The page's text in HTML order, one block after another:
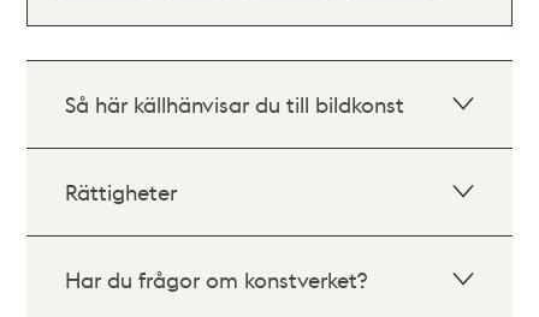
Så här källhänvisar du till bildkonst
Rättigheter
Har du frågor om konstverket?